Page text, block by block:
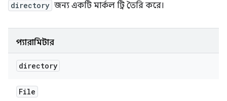
directory জন্য একটি মার্কল ট্রি তৈরি করে।
প্যারামিটার
directory
File